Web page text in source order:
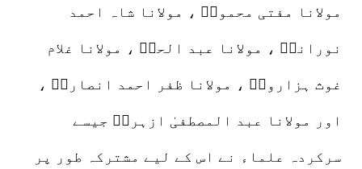
مولانا مفتی محمودؒ ، مولانا شاہ احمد
نورانیؒ ، مولانا عبد الحقؒ ، مولانا غلام
غوث ہزارویؒ ، مولانا ظفر احمد انصاریؒ ،
اور مولانا عبد المصطفیٰ ازہریؒ جیسے
سرکردہ علماء نے اس کے لیے مشترکہ طور پر